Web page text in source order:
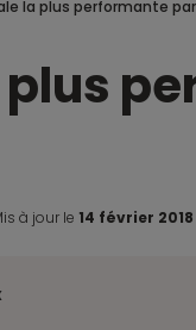
la plus performante
à jour le 14 février